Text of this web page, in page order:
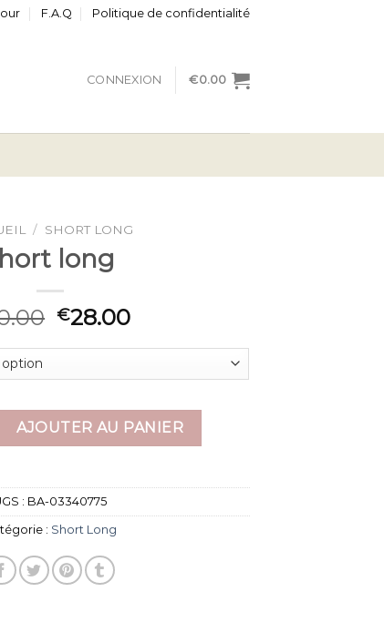
F.A.Q Politique de confidentialité
CONNEXION €0.00
/ SHORT LONG
long
€28.00
long
AJOUTER AU PANIER
: BA-03340775
: Short Long